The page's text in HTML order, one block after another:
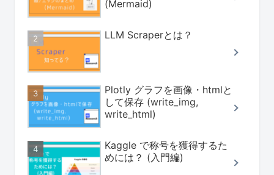
(Mermaid)
LLM Scraperとは？
Plotly グラフを画像・htmlと
して保存 (write_img,
write_html)
Kaggle で称号を獲得するた
めには？ (入門編)